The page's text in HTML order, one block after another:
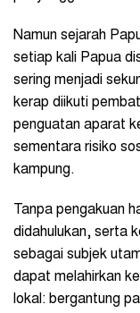
Namun sejarah
setiap kali Papua
sering menjadi
kerap diikuti
penguatan aparat
sementara risiko
kampung.
Tanpa pengakuan
didahulukan, serta
sebagai subjek
dapat melahirkan
lokal: bergantung